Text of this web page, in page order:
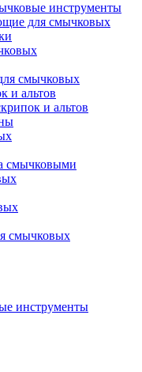
инструменты
для смычковых
смычковых
и альтов
и альтов
смычковыми
смычковых
инструменты